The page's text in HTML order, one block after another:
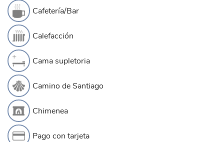
Cafetería/Bar
Calefacción
Cama supletoria
Camino de Santiago
Chimenea
Pago con tarjeta